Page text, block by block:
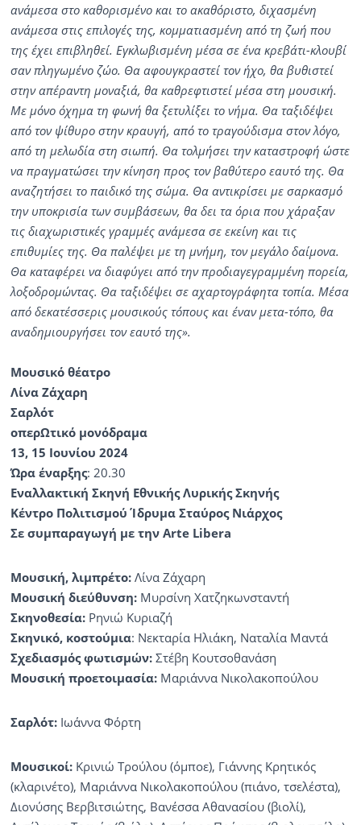
ανάμεσα στο καθορισμένο και το ακαθόριστο, διχασμένη
ανάμεσα στις επιλογές της, κομματιασμένη από τη ζωή που
της έχει επιβληθεί. Εγκλωβισμένη μέσα σε ένα κρεβάτι-κλουβί
σαν πληγωμένο ζώο. Θα αφουγκραστεί τον ήχο, θα βυθιστεί
στην απέραντη μοναξιά, θα καθρεφτιστεί μέσα στη μουσική.
Με μόνο όχημα τη φωνή θα ξετυλίξει το νήμα. Θα ταξιδέψει
από τον ψίθυρο στην κραυγή, από το τραγούδισμα στον λόγο,
από τη μελωδία στη σιωπή. Θα τολμήσει την καταστροφή ώστε
να πραγματώσει την κίνηση προς τον βαθύτερο εαυτό της. Θα
αναζητήσει το παιδικό της σώμα. Θα αντικρίσει με σαρκασμό
την υποκρισία των συμβάσεων, θα δει τα όρια που χάραξαν
τις διαχωριστικές γραμμές ανάμεσα σε εκείνη και τις
επιθυμίες της. Θα παλέψει με τη μνήμη, τον μεγάλο δαίμονα.
Θα καταφέρει να διαφύγει από την προδιαγεγραμμένη πορεία,
λοξοδρομώντας. Θα ταξιδέψει σε αχαρτογράφητα τοπία. Μέσα
από δεκατέσσερις μουσικούς τόπους και έναν μετα-τόπο, θα
αναδημιουργήσει τον εαυτό της».
Μουσικό θέατρο
Λίνα Ζάχαρη
Σαρλότ
οπερΩτικό µονόδραµα
13, 15 Ιουνίου 2024
Ώρα έναρξης: 20.30
Εναλλακτική Σκηνή Εθνικής Λυρικής Σκηνής
Κέντρο Πολιτισμού Ίδρυμα Σταύρος Νιάρχος
Σε συμπαραγωγή με την Arte Libera
Μουσική, λιμπρέτο:Λίνα Ζάχαρη
Μουσική διεύθυνση:Μυρσίνη Χατζηκωνσταντή
Σκηνοθεσία:Ρηνιώ Κυριαζή
Σκηνικό, κοστούμια: Νεκταρία Ηλιάκη, Ναταλία Μαντά
Σχεδιασμός φωτισμών:Στέβη Κουτσοθανάση
Μουσική προετοιμασία:Μαριάννα Νικολακοπούλου
Σαρλότ:Ιωάννα Φόρτη
Μουσικοί:Κρινιώ Τρούλου (όμποε), Γιάννης Κρητικός
(κλαρινέτο), Μαριάννα Νικολακοπούλου (πιάνο, τσελέστα),
Διονύσης Βερβιτσιώτης, Βανέσσα Αθανασίου (βιολί),